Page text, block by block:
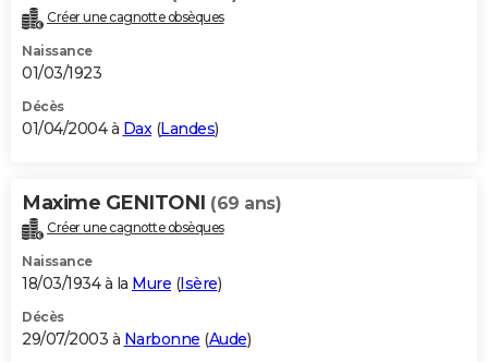
Créer une cagnotte obsèques
Naissance
01/03/1923
Décès
01/04/2004 à Dax(Landes)
Maxime GENITONI (69 ans)
Créer une cagnotte obsèques
Naissance
18/03/1934 à la Mure (Isère)
Décès
29/07/2003 à Narbonne (Aude)